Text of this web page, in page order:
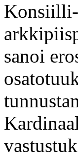
Konsiilli-
sanoi